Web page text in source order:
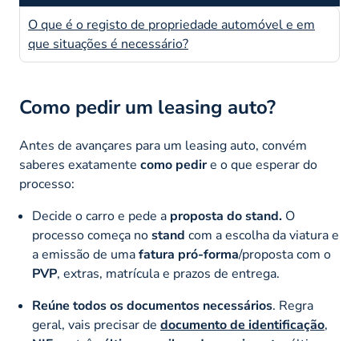
O que é o registo de propriedade automóvel e em
que situações é necessário?
Como pedir um leasing auto?
Antes de avançares para um leasing auto, convém
saberes exatamente como pedire o que esperar do
processo:
Decide o carro e pede a proposta do stand. O
processo começa nostand com a escolha da viatura e
a emissão de umafatura pró-forma/proposta com o
PVP, extras, matrícula e prazos de entrega.
Reúne todos os documentos necessários. Regra
geral, vais precisar de documento de identificação,